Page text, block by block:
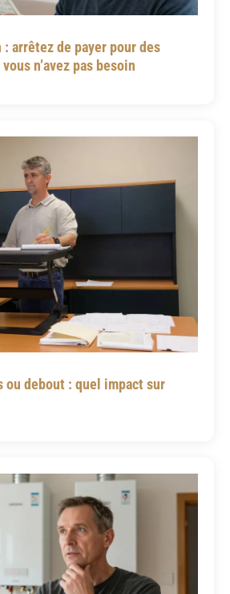
: arrêtez de payer pour des
n’avez pas besoin
ou debout : quel impact sur